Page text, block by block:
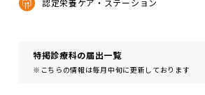
認定栄養ケア・ステーション
特掲診療科の届出⼀覧
※こちらの情報は毎月中旬に更新しております